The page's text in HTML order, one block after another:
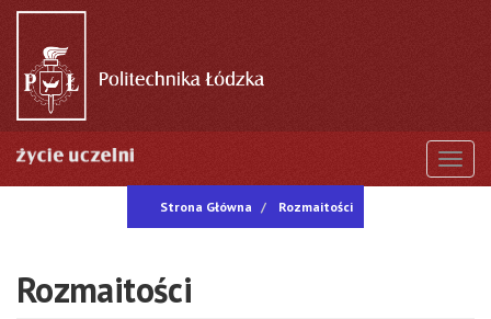
Przejdź
treści
Strona Główna Rozmaitości
Rozmaitości